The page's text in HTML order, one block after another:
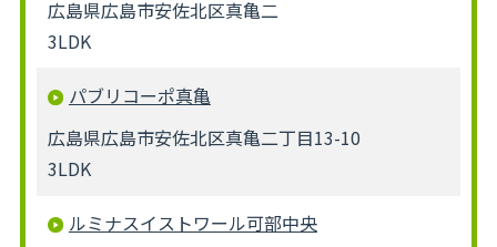
広島県広島市安佐北区真亀二
3LDK
パブリコーポ真亀
広島県広島市安佐北区真亀二丁目13-10
3LDK
ルミナスイストワール可部中央